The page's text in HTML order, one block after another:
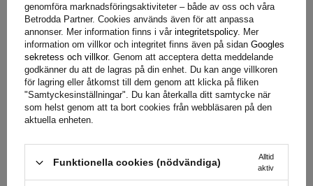
ProPlus 361506 utdragbar hörnstödsstabilisator för 1100 kg
släpvagn 495 mm
752,99 SEKbrutto
Produkten i stora mängder, expressleverans
Vi kommer redan att skicka10 augusti
genomföra marknadsföringsaktiviteter – både av oss och våra
Betrodda Partner. Cookies används även för att anpassa
annonser. Mer information finns i vår integritetspolicy. Mer
information om villkor och integritet finns även på sidan Googles
sekretess och villkor. Genom att acceptera detta meddelande
godkänner du att de lagras på din enhet. Du kan ange villkoren
för lagring eller åtkomst till dem genom att klicka på fliken
"Samtyckesinställningar". Du kan återkalla ditt samtycke när
som helst genom att ta bort cookies från webbläsaren på den
aktuella enheten.
Funktionella cookies (nödvändiga)
Alltid
aktiv